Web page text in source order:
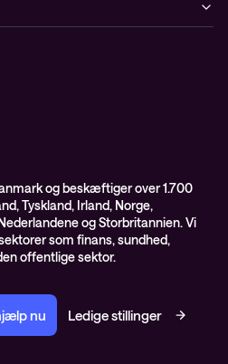
rammeaftale
og beskæftiger over 1.700
Tyskland, Irland, Norge,
og Storbritannien. Vi
som finans, sundhed,
offentlige sektor.
nu Ledige stillinger